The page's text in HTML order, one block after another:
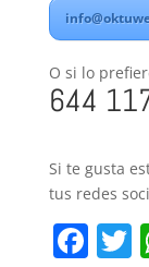
O si lo
644
Si te gusta
tus redes
F